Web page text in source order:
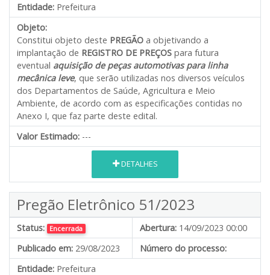
Entidade: Prefeitura
Objeto:
Constitui objeto deste PREGÃO a objetivando a
implantação de REGISTRO DE PREÇOS para futura
eventual aquisição de peças automotivas para linha
mecânica leve, que serão utilizadas nos diversos veículos
dos Departamentos de Saúde, Agricultura e Meio
Ambiente, de acordo com as especificações contidas no
Anexo I, que faz parte deste edital.
Valor Estimado: ---
DETALHES
Pregão Eletrônico 51/2023
Status: Encerrada Abertura: 14/09/2023 00:00
Publicado em: 29/08/2023
Número do processo:
Entidade: Prefeitura